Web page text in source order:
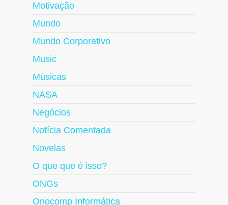
Motivação
Mundo
Mundo Corporativo
Music
Músicas
NASA
Negócios
Notícia Comentada
Novelas
O que que é isso?
ONGs
Onocomp Informática